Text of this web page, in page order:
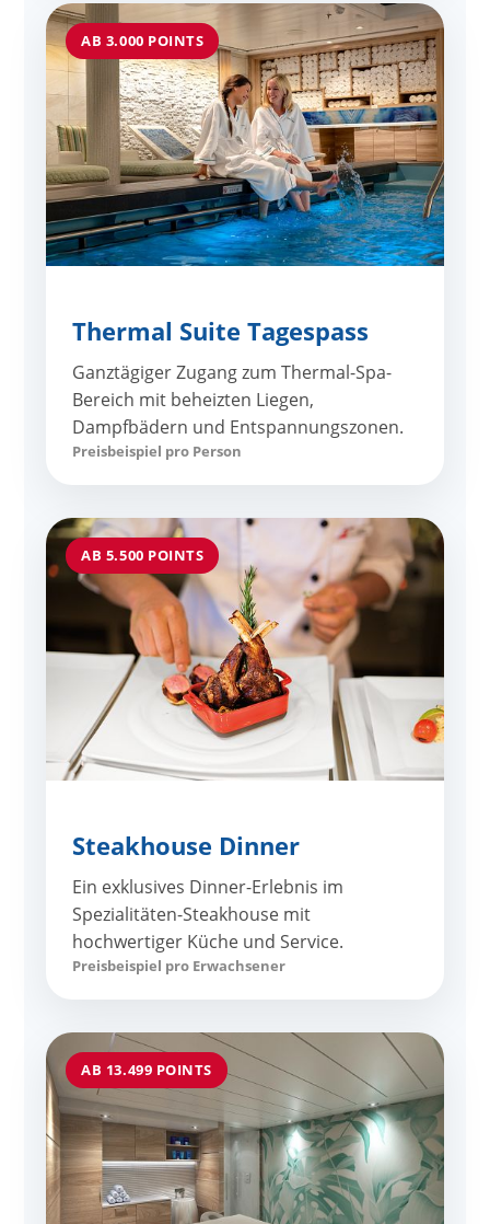
AB 3.000 POINTS
Thermal Suite Tagespass
Ganztägiger Zugang zum Thermal-Spa-
Bereich mit beheizten Liegen,
Dampfbädern und Entspannungszonen.
Preisbeispiel pro Person
AB 5.500 POINTS
Steakhouse Dinner
Ein exklusives Dinner-Erlebnis im
Spezialitäten-Steakhouse mit
hochwertiger Küche und Service.
Preisbeispiel pro Erwachsener
AB 13.499 POINTS